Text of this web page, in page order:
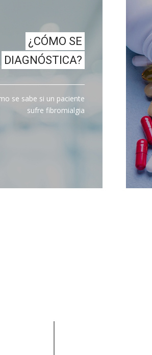
¿CÓMO SE
DIAGNÓSTICA?
se sabe si un paciente
sufre fibromialgia